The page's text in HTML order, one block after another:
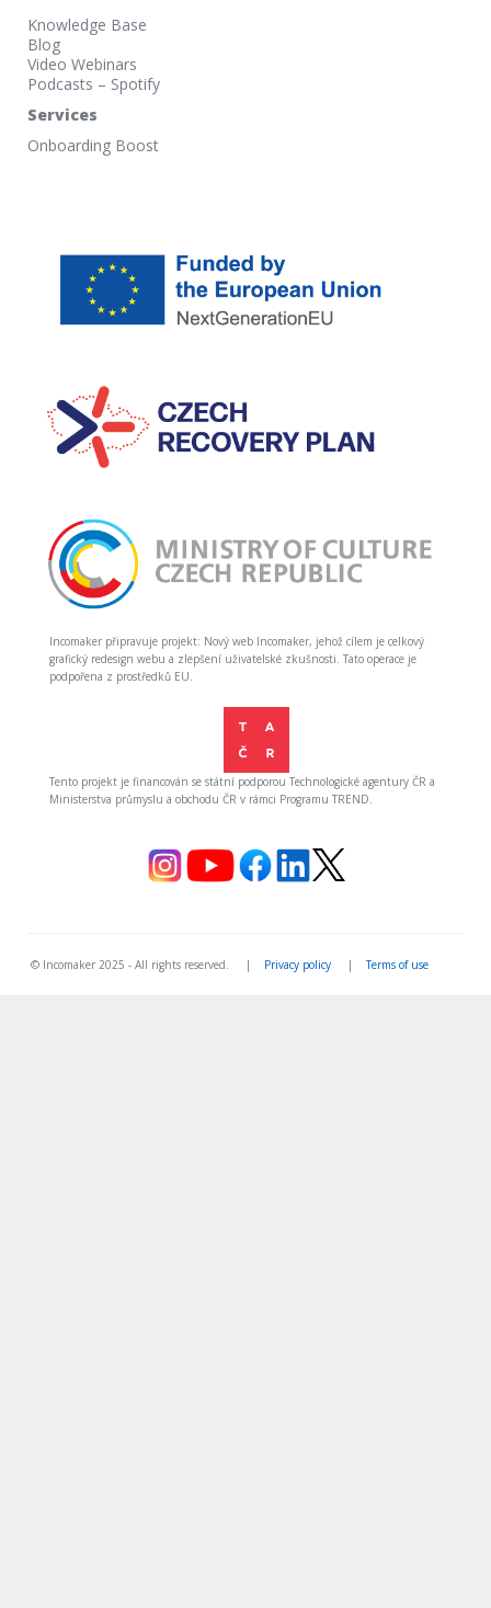
Knowledge Base
Blog
Video Webinars
Podcasts – Spotify
Services
Onboarding Boost
Incomaker připravuje projekt: Nový web Incomaker, jehož cílem je celkový
grafický redesign webu a zlepšení uživatelské zkušnosti. Tato operace je
podpořena z prostředků EU.
Tento projekt je financován se státní podporou Technologické agentury ČR a
Ministerstva průmyslu a obchodu ČR v rámci Programu TREND.
© Incomaker 2025 - All rights reserved. | Privacy policy |Terms of use